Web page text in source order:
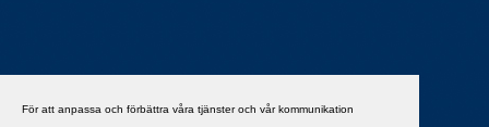
För att anpassa och förbättra våra tjänster och vår kommunikation